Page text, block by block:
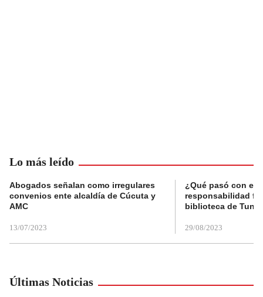
Lo más leído
Abogados señalan como irregulares
convenios ente alcaldía de Cúcuta y
AMC
13/07/2023
¿Qué pasó con el
responsabilidad
biblioteca de
29/08/2023
Últimas Noticias